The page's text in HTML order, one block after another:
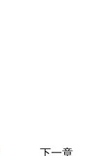
下一章